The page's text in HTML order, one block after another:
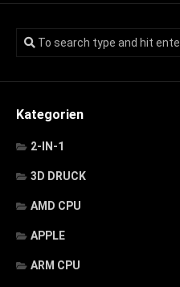
Kategorien
2-IN-1
3D DRUCK
AMD CPU
APPLE
ARM CPU